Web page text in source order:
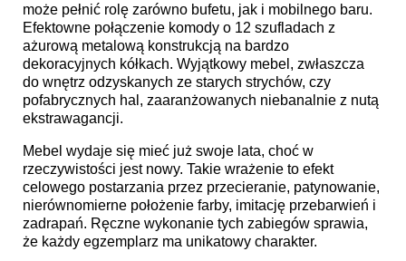
może pełnić rolę zarówno bufetu, jak i mobilnego baru.
Efektowne połączenie komody o 12 szufladach z
ażurową metalową konstrukcją na bardzo
dekoracyjnych kółkach. Wyjątkowy mebel, zwłaszcza
do wnętrz odzyskanych ze starych strychów, czy
pofabrycznych hal, zaaranżowanych niebanalnie z nutą
ekstrawagancji.
Mebel wydaje się mieć już swoje lata, choć w
rzeczywistości jest nowy. Takie wrażenie to efekt
celowego postarzania przez przecieranie, patynowanie,
nierównomierne położenie farby, imitację przebarwień i
zadrapań. Ręczne wykonanie tych zabiegów sprawia,
że każdy egzemplarz ma unikatowy charakter.